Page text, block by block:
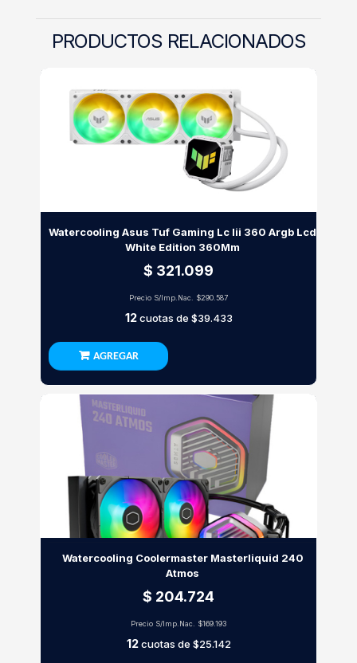
PRODUCTOS RELACIONADOS
Watercooling Asus Tuf Gaming Lc Iii 360 Argb Lcd
White Edition 360Mm
$ 321.099
Precio S/Imp.Nac. $290.587
12cuotas de $39.433
AGREGAR
Watercooling Coolermaster Masterliquid 240
Atmos
$ 204.724
Precio S/Imp.Nac. $169.193
12cuotas de $25.142